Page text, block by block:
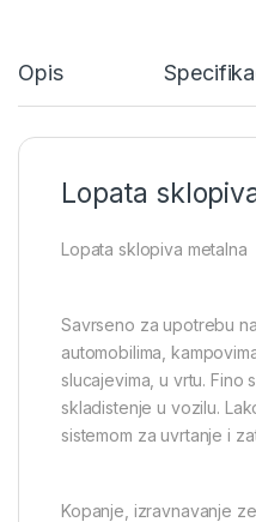
Opis
Lopata
Lopata sklopiva metalna
Savrseno za upotrebu
automobilima,
slucajevima, u vrtu. Fino
skladistenje u vozilu.
sistemom za uvrtanje i
Kopanje, izravnavanje